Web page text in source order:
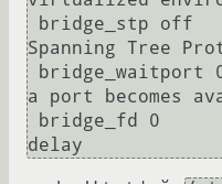
Spanning Tree
a port becomes